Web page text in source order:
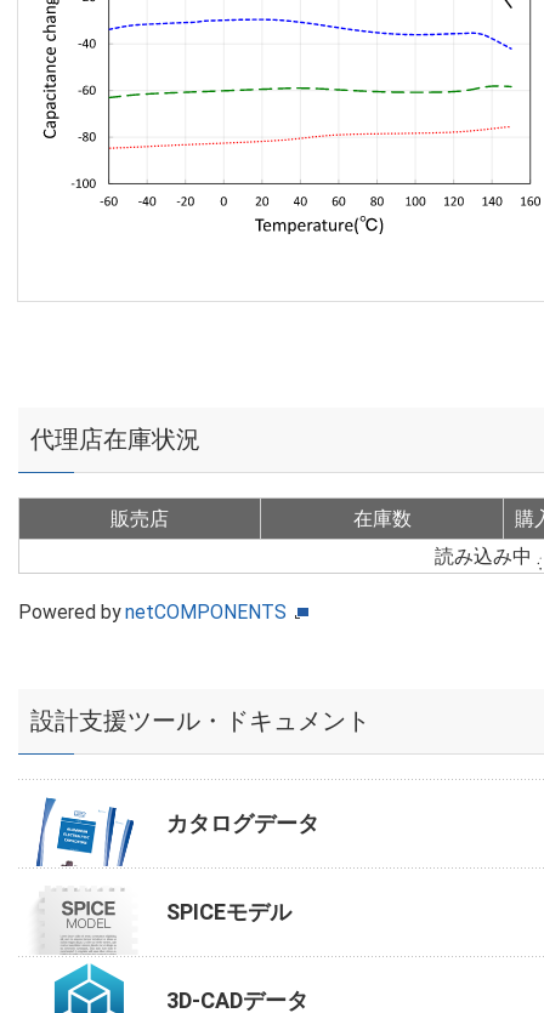
代理店在庫状況
販売店 在庫数
購
読み込み中
Powered bynetCOMPONENTS
設計支援ツール・ドキュメント
カタログデータ
SPICEモデル
3D-CADデータ